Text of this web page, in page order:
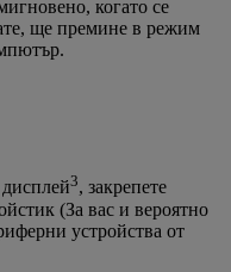
когато се
ще премине в режим
3, закрепете
(За вас и вероятно
устройства от